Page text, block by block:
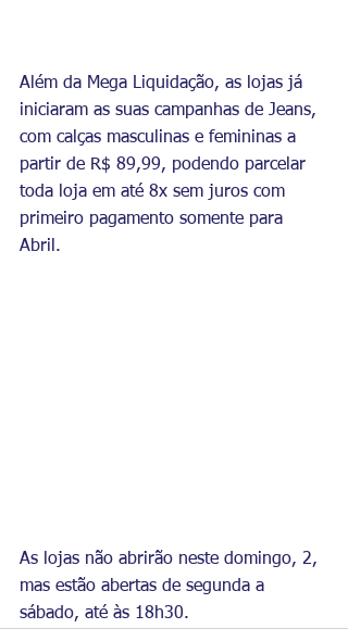
Além da Mega Liquidação, as lojas já
iniciaram as suas campanhas de Jeans,
com calças masculinas e femininas a
partir de R$ 89,99, podendo parcelar
toda loja em até 8x sem juros com
primeiro pagamento somente para
Abril.
As lojas não abrirão neste domingo, 2,
mas estão abertas de segunda a
sábado, até às 18h30.